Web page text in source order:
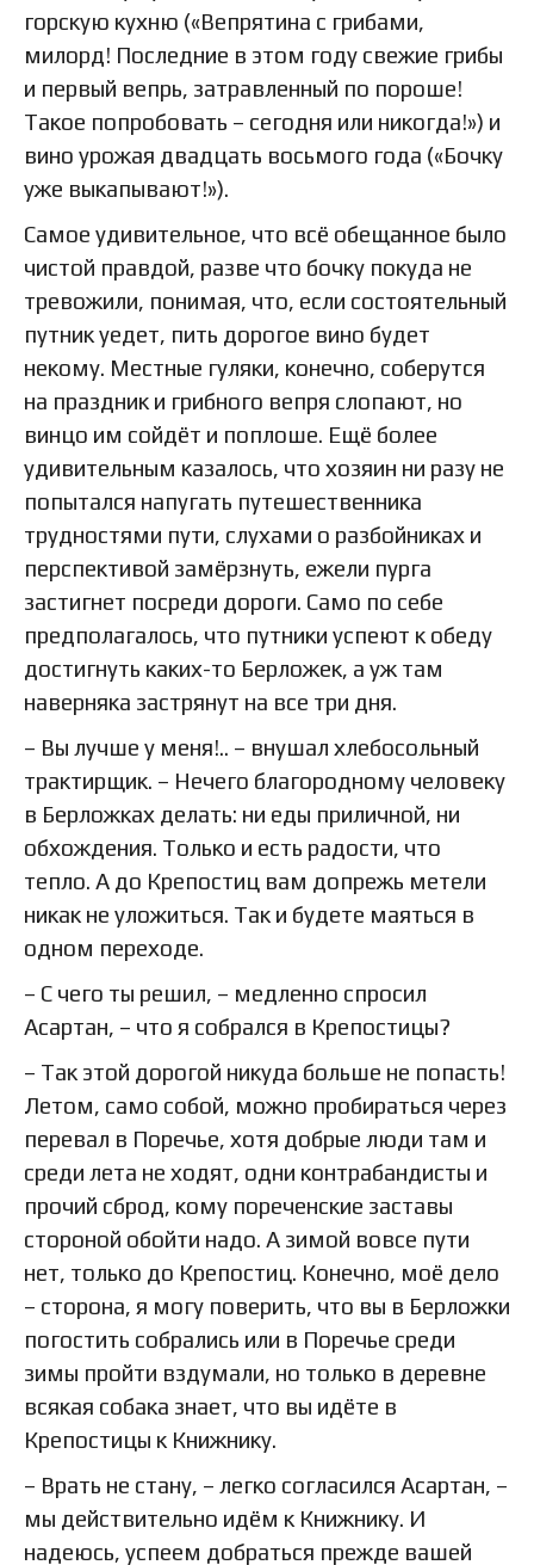
горскую кухню («Вепрятина с грибами,
милорд! Последние в этом году свежие грибы
и первый вепрь, затравленный по пороше!
Такое попробовать – сегодня или никогда!») и
вино урожая двадцать восьмого года («Бочку
уже выкапывают!»).
Самое удивительное, что всё обещанное было
чистой правдой, разве что бочку покуда не
тревожили, понимая, что, если состоятельный
путник уедет, пить дорогое вино будет
некому. Местные гуляки, конечно, соберутся
на праздник и грибного вепря слопают, но
винцо им сойдёт и поплоше. Ещё более
удивительным казалось, что хозяин ни разу не
попытался напугать путешественника
трудностями пути, слухами о разбойниках и
перспективой замёрзнуть, ежели пурга
застигнет посреди дороги. Само по себе
предполагалось, что путники успеют к обеду
достигнуть каких-то Берложек, а уж там
наверняка застрянут на все три дня.
– Вы лучше у меня!.. – внушал хлебосольный
трактирщик. – Нечего благородному человеку
в Берложках делать: ни еды приличной, ни
обхождения. Только и есть радости, что
тепло. А до Крепостиц вам допрежь метели
никак не уложиться. Так и будете маяться в
одном переходе.
– С чего ты решил, – медленно спросил
Асартан, – что я собрался в Крепостицы?
– Так этой дорогой никуда больше не попасть!
Летом, само собой, можно пробираться через
перевал в Поречье, хотя добрые люди там и
среди лета не ходят, одни контрабандисты и
прочий сброд, кому пореченские заставы
стороной обойти надо. А зимой вовсе пути
нет, только до Крепостиц. Конечно, моё дело
– сторона, я могу поверить, что вы в Берложки
погостить собрались или в Поречье среди
зимы пройти вздумали, но только в деревне
всякая собака знает, что вы идёте в
Крепостицы к Книжнику.
– Врать не стану, – легко согласился Асартан, –
мы действительно идём к Книжнику. И
надеюсь, успеем добраться прежде вашей